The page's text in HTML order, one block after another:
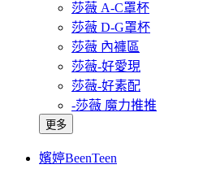
莎薇 A-C罩杯
莎薇 D-G罩杯
莎薇 內褲區
莎薇-好愛現
莎薇-好素配
-莎薇 魔力推推
更多
嬪婷BeenTeen